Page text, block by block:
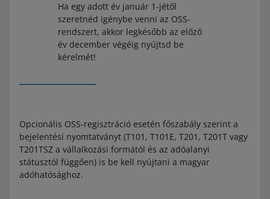
Ha egy adott év január 1-jétől
szeretnéd igénybe venni az OSS-
rendszert, akkor legkésőbb az előző
év december végéig nyújtsd be
kérelmét!
Opcionális OSS-regisztráció esetén főszabály szerint a
bejelentési nyomtatványt (T101, T101E, T201, T201T vagy
T201TSZ a vállalkozási formától és az adóalanyi
státusztól függően) is be kell nyújtani a magyar
adóhatósághoz.